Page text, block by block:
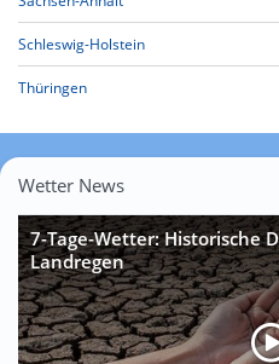
Schleswig-Holstein
Thüringen
Wetter News
7-Tage-Wetter: Historische
Landregen